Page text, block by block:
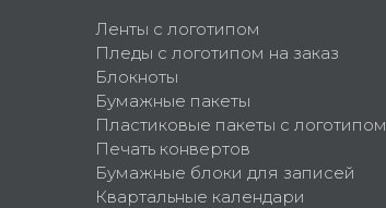
Ленты с логотипом
Пледы с логотипом на заказ
Блокноты
Бумажные пакеты
Пластиковые пакеты с логотипом
Печать конвертов
Бумажные блоки для записей
Квартальные календари